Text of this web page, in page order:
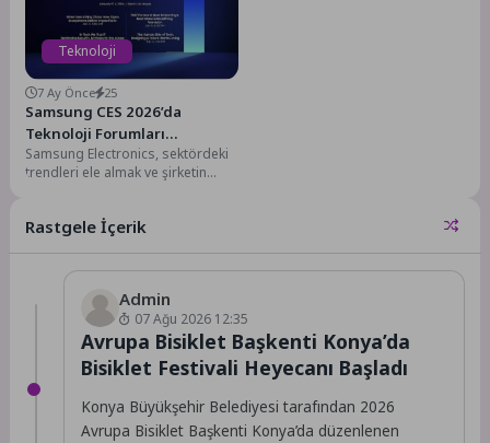
Teknoloji
7 Ay Önce 25
Samsung CES 2026’da
Teknoloji Forumları
düzenleyecek
Samsung Electronics, sektördeki
trendleri ele almak ve şirketin
Rastgele İçerik
Admin
07 Ağu 2026 12:35
Avrupa Bisiklet Başkenti Konya’da
Bisiklet Festivali Heyecanı Başladı
Konya Büyükşehir Belediyesi tarafından 2026
Avrupa Bisiklet Başkenti Konya’da düzenlenen